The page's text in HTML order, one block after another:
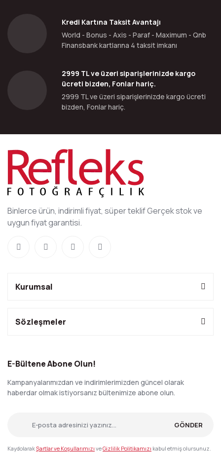
Kredi Kartına Taksit Avantajı
World - Bonus - Axis - Paraf - Maximum - Qnb
Finansbank kartlarına 4 taksit imkanı
2999 TL ve üzeri siparişlerinizde kargo
ücreti bizden, Fonlar hariç.
2999 TL ve üzeri siparişlerinizde kargo ücreti
bizden, Fonlar hariç.
Binlerce ürün, indirimli fiyat, süper teklif Gerçek stok ve
uygun fiyat garantisi.
Kurumsal
Sözleşmeler
E-Bültene Abone Olun!
Kampanyalarımızdan ve indirimlerimizden güncel olarak
haberdar olmak istiyorsanız bültenimize abone olun.
GÖNDER
KaydolarakŞartlar ve Koşullarımızı veGizlilik Politikamızı kabul etmiş olursunuz.